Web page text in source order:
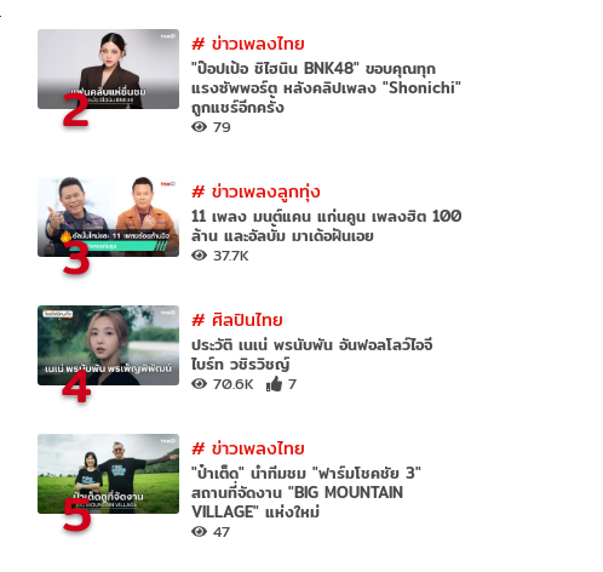
2
# ข่าวเพลงไทย
"ป๊อปเป้อ ชิไฮนิน BNK48" ขอบคุณทุก
แรงซัพพอร์ต หลังคลิปเพลง "Shonichi"
ถูกแชร์อีกครั้ง
79
3
# ข่าวเพลงลูกทุ่ง
11 เพลง มนต์แคน แก่นคูน เพลงฮิต 100
ล้าน และอัลบั้ม มาเด้อฝันเอย
37.7K
4
# ศิลปินไทย
ประวัติ เนเน่ พรนับพัน อันฟอลโลว์ไอจี
ไบร์ท วชิรวิชญ์
70.6K 7
5
# ข่าวเพลงไทย
"ป๋าเต็ด" นำทีมชม "ฟาร์มโชคชัย 3"
สถานที่จัดงาน "BIG MOUNTAIN
VILLAGE" แห่งใหม่
47